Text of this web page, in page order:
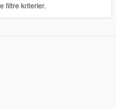
filtre kriterier.